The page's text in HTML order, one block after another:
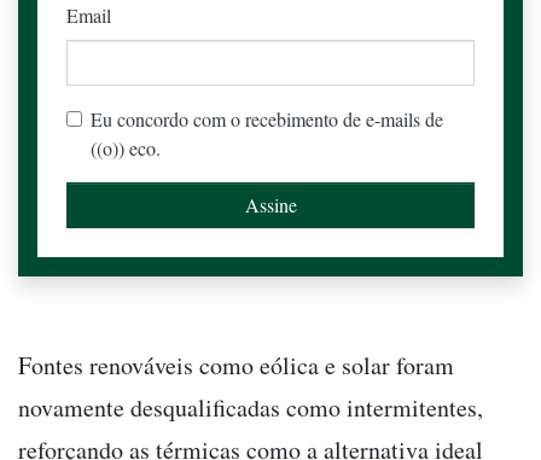
Email
Eu concordo com o recebimento de e-mails de
((o)) eco.
Fontes renováveis como eólica e solar foram
novamente desqualificadas como intermitentes,
reforçando as térmicas como a alternativa ideal